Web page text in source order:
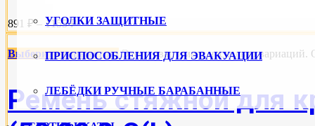
УГОЛКИ ЗАЩИТНЫЕ
ПРИСПОСОБЛЕНИЯ ДЛЯ ЭВАКУАЦИИ
ЛЕБЁДКИ РУЧНЫЕ БАРАБАННЫЕ
891 ₽ – 1155 ₽
Выберите параметры Этот товар имеет несколько
Ремень стяжной для